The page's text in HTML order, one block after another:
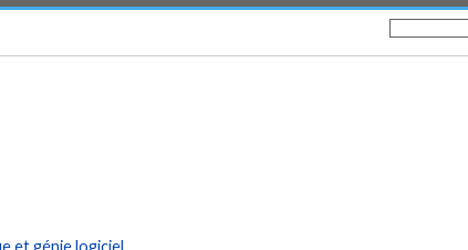
et génie logiciel